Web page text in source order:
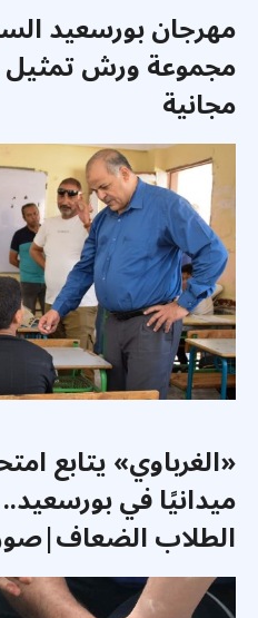
مهرجان بورسعيد
مجموعة ورش
مجانية
«الغرباوي» يتابع
ميدانيًا في
الطلاب